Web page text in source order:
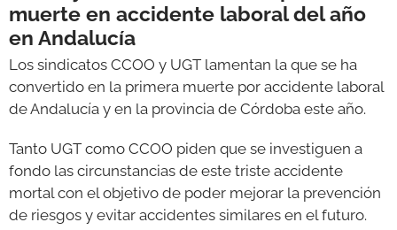
muerte en accidente laboral del año
en Andalucía
Los sindicatos CCOO y UGT lamentan la que se ha
convertido en la primera muerte por accidente laboral
de Andalucía y en la provincia de Córdoba este año.
Tanto UGT como CCOO piden que se investiguen a
fondo las circunstancias de este triste accidente
mortal con el objetivo de poder mejorar la prevención
de riesgos y evitar accidentes similares en el futuro.